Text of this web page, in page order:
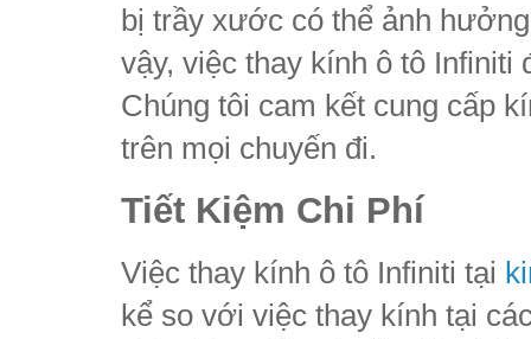
bị trầy xước có thể ảnh
vậy, việc thay kính ô tô Infiniti
Chúng tôi cam kết cung cấp
trên mọi chuyến đi.
Tiết Kiệm Chi Phí
Việc thay kính ô tô Infiniti tại
kể so với việc thay kính tại